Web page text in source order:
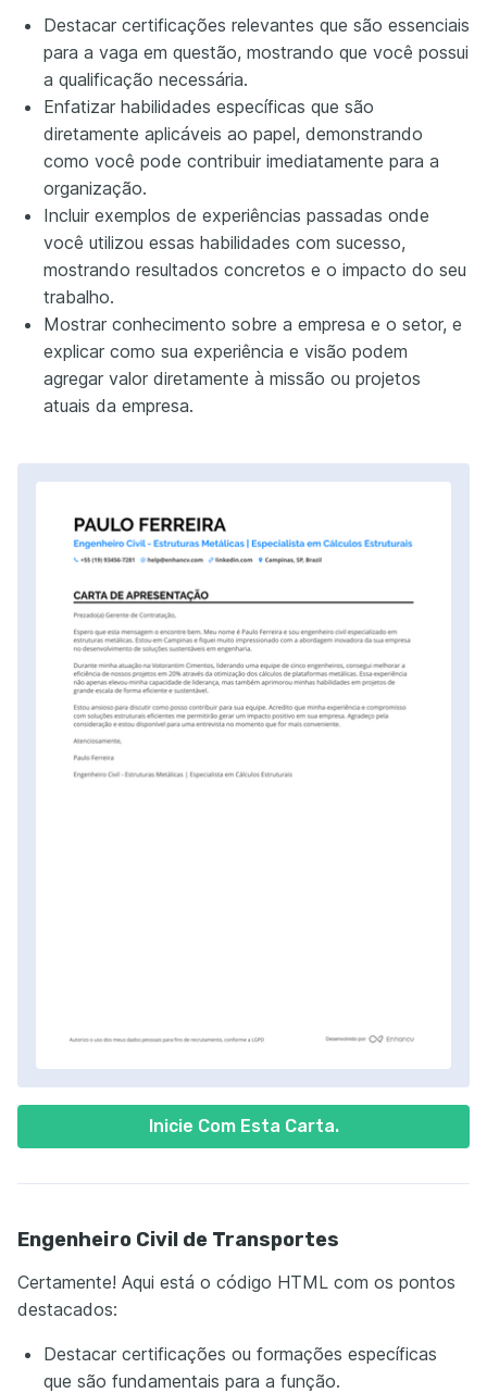
Inicie Com Esta Carta.
Destacar certificações relevantes que são essenciais
para a vaga em questão, mostrando que você possui
a qualificação necessária.
Enfatizar habilidades específicas que são
diretamente aplicáveis ao papel, demonstrando
como você pode contribuir imediatamente para a
organização.
Incluir exemplos de experiências passadas onde
você utilizou essas habilidades com sucesso,
mostrando resultados concretos e o impacto do seu
trabalho.
Mostrar conhecimento sobre a empresa e o setor, e
explicar como sua experiência e visão podem
agregar valor diretamente à missão ou projetos
atuais da empresa.
Engenheiro Civil de Transportes
Certamente! Aqui está o código HTML com os pontos
destacados:
Destacar certificações ou formações específicas
que são fundamentais para a função.